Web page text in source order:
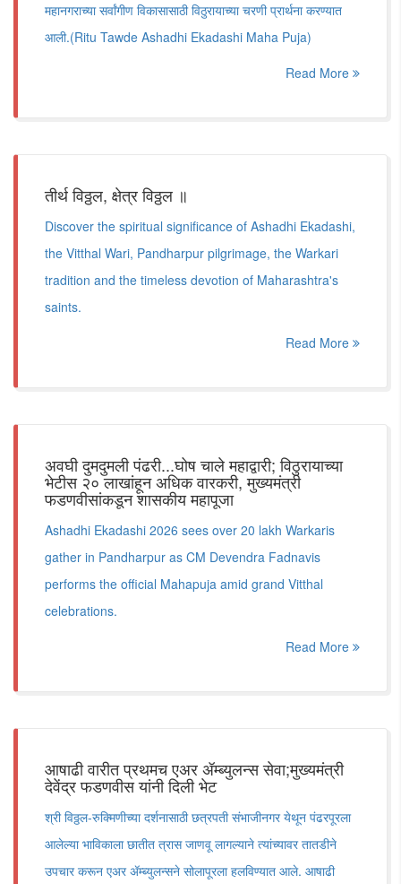
महानगराच्या सर्वांगीण विकासासाठी विठुरायाच्या चरणी प्रार्थना करण्यात
आली.(Ritu Tawde Ashadhi Ekadashi Maha Puja)
Read More
तीर्थ विठ्ठल, क्षेत्र विठ्ठल ॥
Discover the spiritual significance of Ashadhi Ekadashi,
the Vitthal Wari, Pandharpur pilgrimage, the Warkari
tradition and the timeless devotion of Maharashtra's
saints.
Read More
अवघी दुमदुमली पंढरी...घोष चाले महाद्वारी; विठुरायाच्या
भेटीस २० लाखांहून अधिक वारकरी, मुख्यमंत्री
फडणवीसांकडून शासकीय महापूजा
Ashadhi Ekadashi 2026 sees over 20 lakh Warkaris
gather in Pandharpur as CM Devendra Fadnavis
performs the official Mahapuja amid grand Vitthal
celebrations.
Read More
आषाढी वारीत प्रथमच एअर ॲम्ब्युलन्स सेवा;मुख्यमंत्री
देवेंद्र फडणवीस यांनी दिली भेट
श्री विठ्ठल-रुक्मिणीच्या दर्शनासाठी छत्रपती संभाजीनगर येथून पंढरपूरला
आलेल्या भाविकाला छातीत त्रास जाणवू लागल्याने त्यांच्यावर तातडीने
उपचार करून एअर ॲम्ब्युलन्सने सोलापूरला हलविण्यात आले. आषाढी